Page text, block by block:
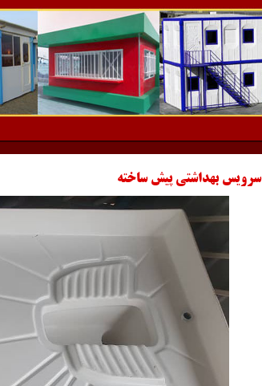
سرویس بهداشتی پیش ساخته